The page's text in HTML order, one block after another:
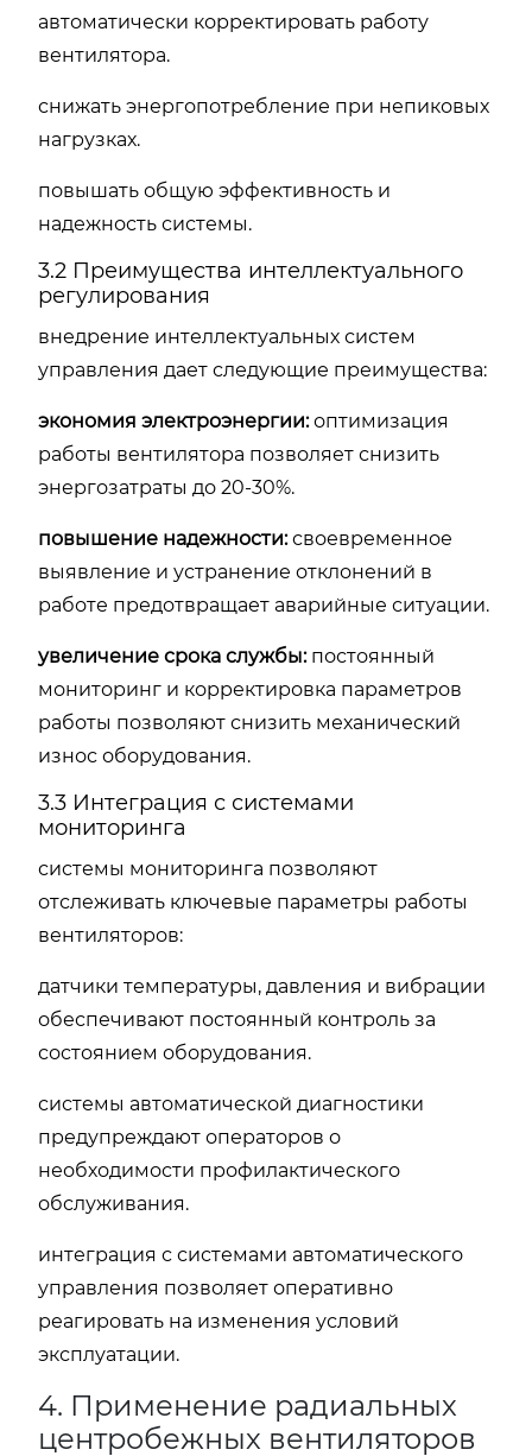
автоматически корректировать работу
вентилятора.
снижать энергопотребление при непиковых
нагрузках.
повышать общую эффективность и
надежность системы.
3.2 Преимущества интеллектуального
регулирования
внедрение интеллектуальных систем
управления дает следующие преимущества:
экономия электроэнергии:оптимизация
работы вентилятора позволяет снизить
энергозатраты до 20-30%.
повышение надежности:своевременное
выявление и устранение отклонений в
работе предотвращает аварийные ситуации.
увеличение срока службы:постоянный
мониторинг и корректировка параметров
работы позволяют снизить механический
износ оборудования.
3.3 Интеграция с системами
мониторинга
системы мониторинга позволяют
отслеживать ключевые параметры работы
вентиляторов:
датчики температуры, давления и вибрации
обеспечивают постоянный контроль за
состоянием оборудования.
системы автоматической диагностики
предупреждают операторов о
необходимости профилактического
обслуживания.
интеграция с системами автоматического
управления позволяет оперативно
реагировать на изменения условий
эксплуатации.
4. Применение радиальных
центробежных вентиляторов